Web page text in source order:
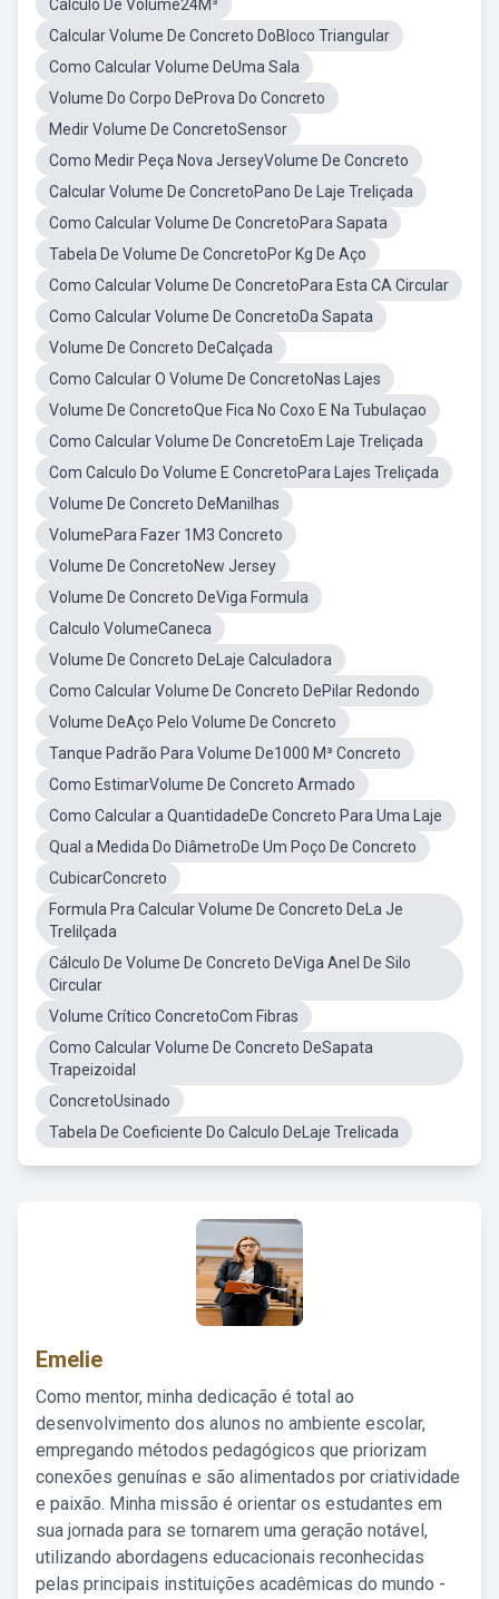
Calculo De Volume24M³
Calcular Volume De Concreto DoBloco Triangular
Como Calcular Volume DeUma Sala
Volume Do Corpo DeProva Do Concreto
Medir Volume De ConcretoSensor
Como Medir Peça Nova JerseyVolume De Concreto
Calcular Volume De ConcretoPano De Laje Treliçada
Como Calcular Volume De ConcretoPara Sapata
Tabela De Volume De ConcretoPor Kg De Aço
Como Calcular Volume De ConcretoPara Esta CA Circular
Como Calcular Volume De ConcretoDa Sapata
Volume De Concreto DeCalçada
Como Calcular O Volume De ConcretoNas Lajes
Volume De ConcretoQue Fica No Coxo E Na Tubulaçao
Como Calcular Volume De ConcretoEm Laje Treliçada
Com Calculo Do Volume E ConcretoPara Lajes Treliçada
Volume De Concreto DeManilhas
VolumePara Fazer 1M3 Concreto
Volume De ConcretoNew Jersey
Volume De Concreto DeViga Formula
Calculo VolumeCaneca
Volume De Concreto DeLaje Calculadora
Como Calcular Volume De Concreto DePilar Redondo
Volume DeAço Pelo Volume De Concreto
Tanque Padrão Para Volume De1000 M³ Concreto
Como EstimarVolume De Concreto Armado
Como Calcular a QuantidadeDe Concreto Para Uma Laje
Qual a Medida Do DiâmetroDe Um Poço De Concreto
CubicarConcreto
Formula Pra Calcular Volume De Concreto DeLa Je
Trelilçada
Cálculo De Volume De Concreto DeViga Anel De Silo
Circular
Volume Crítico ConcretoCom Fibras
Como Calcular Volume De Concreto DeSapata
Trapeizoidal
ConcretoUsinado
Tabela De Coeficiente Do Calculo DeLaje Trelicada
Emelie
Como mentor, minha dedicação é total ao
desenvolvimento dos alunos no ambiente escolar,
empregando métodos pedagógicos que priorizam
conexões genuínas e são alimentados por criatividade
e paixão. Minha missão é orientar os estudantes em
sua jornada para se tornarem uma geração notável,
utilizando abordagens educacionais reconhecidas
pelas principais instituições acadêmicas do mundo -